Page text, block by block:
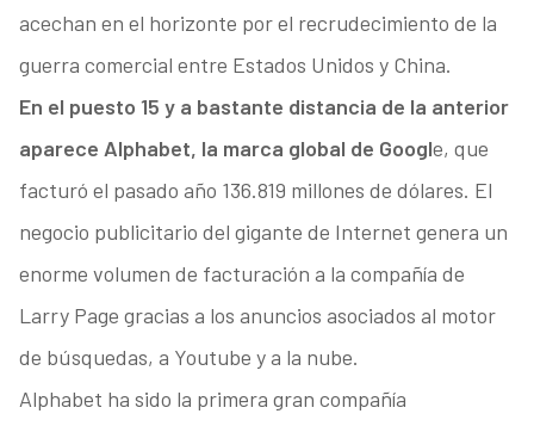
acechan en el horizonte por el recrudecimiento de la
guerra comercial entre Estados Unidos y China.
En el puesto 15 y a bastante distancia de la anterior
aparece Alphabet, la marca global de Google, que
facturó el pasado año 136.819 millones de dólares. El
negocio publicitario del gigante de Internet genera un
enorme volumen de facturación a la compañía de
Larry Page gracias a los anuncios asociados al motor
de búsquedas, a Youtube y a la nube.
Alphabet ha sido la primera gran compañía